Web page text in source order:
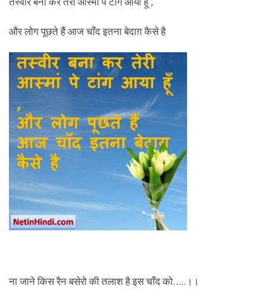
और लोग पूछते हैं आज चाँद इतना बेदाग़ कैसे है
ना जाने किस रैन बसेरो की तलाश है इस चाँद को…..।।